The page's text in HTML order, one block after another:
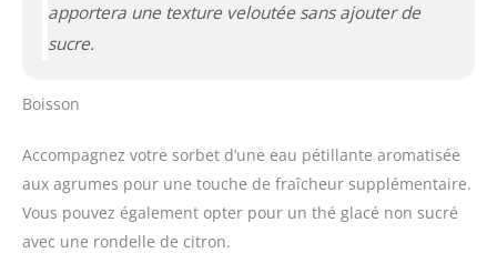
apportera une texture veloutée sans ajouter de
sucre.
Boisson
Accompagnez votre sorbet d’une eau pétillante aromatisée
aux agrumes pour une touche de fraîcheur supplémentaire.
Vous pouvez également opter pour un thé glacé non sucré
avec une rondelle de citron.